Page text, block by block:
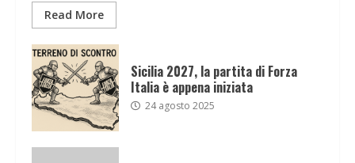
Read More
Sicilia 2027, la partita di Forza
Italia è appena iniziata
24 agosto 2025